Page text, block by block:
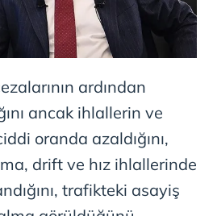
ardından
ancak ihlallerin ve
oranda azaldığını,
drift ve hız ihlallerinde
trafikteki asayiş